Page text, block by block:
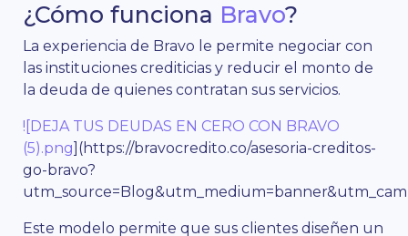
¿Cómo funciona Bravo?
La experiencia de Bravo le permite negociar con
las instituciones crediticias y reducir el monto de
la deuda de quienes contratan sus servicios.
![DEJA TUS DEUDAS EN CERO CON BRAVO
(5).png ](https://bravocredito.co/asesoria-creditos-
go-bravo?
Este modelo permite que sus clientes diseñen un